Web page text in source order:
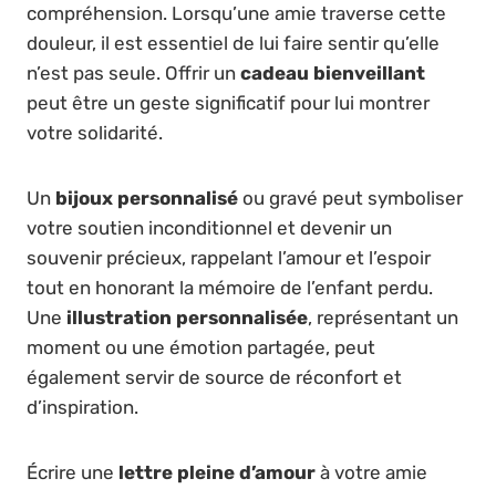
compréhension. Lorsqu’une amie traverse cette
douleur, il est essentiel de lui faire sentir qu’elle
n’est pas seule. Offrir un cadeau bienveillant
peut être un geste significatif pour lui montrer
votre solidarité.
Un bijoux personnalisé ou gravé peut symboliser
votre soutien inconditionnel et devenir un
souvenir précieux, rappelant l’amour et l’espoir
tout en honorant la mémoire de l’enfant perdu.
Une illustration personnalisée, représentant un
moment ou une émotion partagée, peut
également servir de source de réconfort et
d’inspiration.
Écrire une lettre pleine d’amour à votre amie